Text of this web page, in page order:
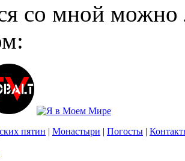
со мной
пятин | Монастыри | Погосты |